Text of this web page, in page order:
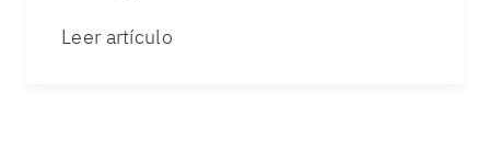
Leer artículo